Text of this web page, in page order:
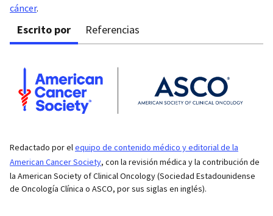
cáncer.
Escrito por Referencias
Redactado por elequipo de contenido médico y editorial de la
American Cancer Society, con la revisión médica y la contribución de
la American Society of Clinical Oncology (Sociedad Estadounidense
de Oncología Clínica o ASCO, por sus siglas en inglés).